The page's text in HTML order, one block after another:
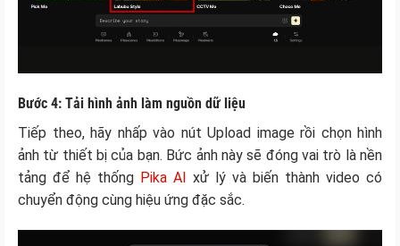
Bước 4: Tải hình ảnh làm nguồn dữ liệu
Tiếp theo, hãy nhấp vào nút Upload image rồi chọn hình
ảnh từ thiết bị của bạn. Bức ảnh này sẽ đóng vai trò là nền
tảng để hệ thống Pika AI
xử lý và biến thành video có
chuyển động cùng hiệu ứng đặc sắc.